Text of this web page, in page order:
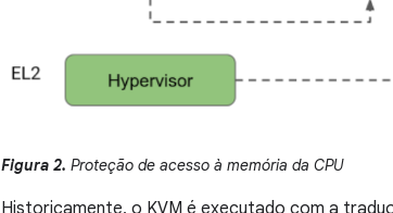
Figura 2. Proteção de acesso à memória da CPU